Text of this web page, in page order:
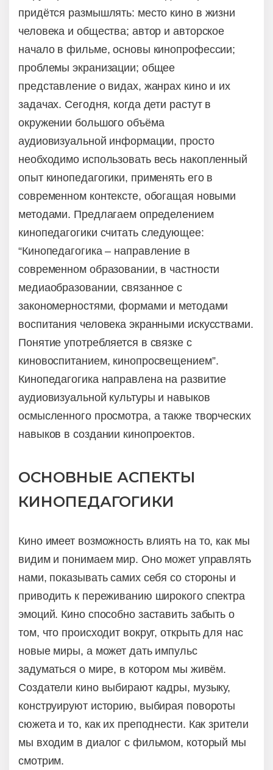
придётся размышлять: место кино в жизни
человека и общества; автор и авторское
начало в фильме, основы кинопрофессии;
проблемы экранизации; общее
представление о видах, жанрах кино и их
задачах. Сегодня, когда дети растут в
окружении большого объёма
аудиовизуальной информации, просто
необходимо использовать весь накопленный
опыт кинопедагогики, применять его в
современном контексте, обогащая новыми
методами. Предлагаем определением
кинопедагогики считать следующее:
“Кинопедагогика – направление в
современном образовании, в частности
медиаобразовании, связанное с
закономерностями, формами и методами
воспитания человека экранными искусствами.
Понятие употребляется в связке с
киновоспитанием, кинопросвещением”.
Кинопедагогика направлена на развитие
аудиовизуальной культуры и навыков
осмысленного просмотра, а также творческих
навыков в создании кинопроектов.
ОСНОВНЫЕ АСПЕКТЫ
КИНОПЕДАГОГИКИ
Кино имеет возможность влиять на то, как мы
видим и понимаем мир. Оно может управлять
нами, показывать самих себя со стороны и
приводить к переживанию широкого спектра
эмоций. Кино способно заставить забыть о
том, что происходит вокруг, открыть для нас
новые миры, а может дать импульс
задуматься о мире, в котором мы живём.
Создатели кино выбирают кадры, музыку,
конструируют историю, выбирая повороты
сюжета и то, как их преподнести. Как зрители
мы входим в диалог с фильмом, который мы
смотрим.